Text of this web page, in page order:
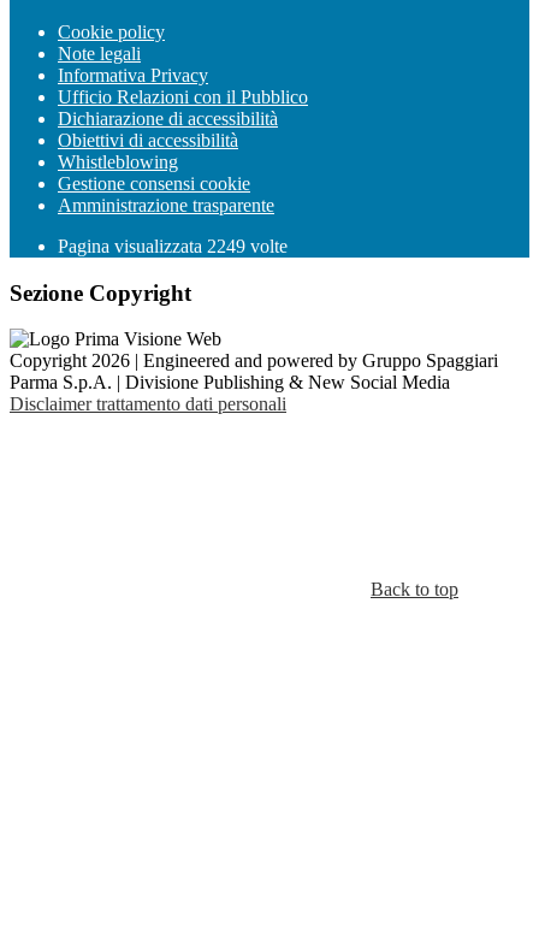
Cookie policy
Note legali
Informativa Privacy
Ufficio Relazioni con il Pubblico
Dichiarazione di accessibilità
Obiettivi di accessibilità
Whistleblowing
Gestione consensi cookie
Amministrazione trasparente
Pagina visualizzata 2249 volte
Sezione Copyright
Copyright 2026 | Engineered and powered by Gruppo Spaggiari
Parma S.p.A. | Divisione Publishing & New Social Media
Disclaimer trattamento dati personali
Back to top